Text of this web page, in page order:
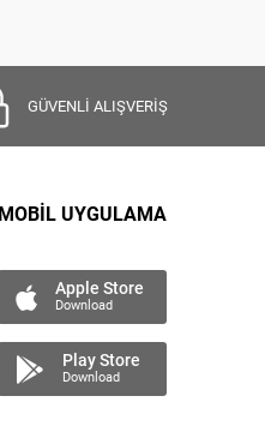
GÜVENLİ ALIŞVERİŞ
MOBİL UYGULAMA
Apple Store
Download
Play Store
Download